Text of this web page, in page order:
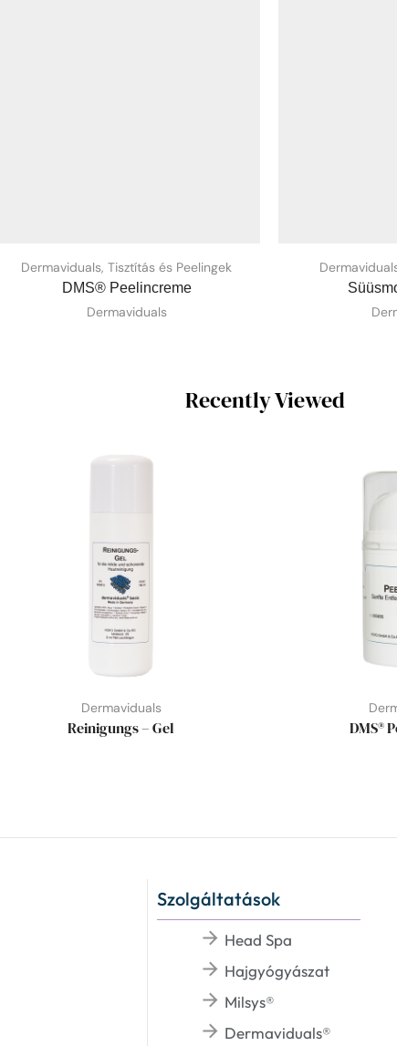
Dermaviduals,Tisztítás és Peelingek
DMS® Peelincreme
Dermaviduals
Recently Viewed
Dermaviduals
Reinigungs – Gel DMS®
Szolgáltatások
Head Spa
Hajgyógyászat
Milsys®
Dermaviduals®